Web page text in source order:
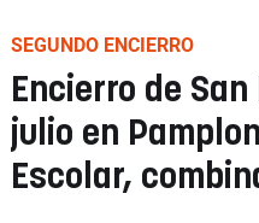
SEGUNDO ENCIERRO
Encierro de
julio en
Escolar,